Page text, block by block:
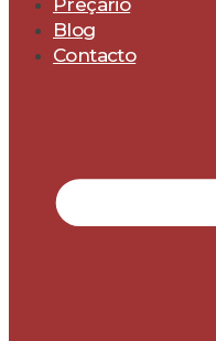
Preçário
Blog
Contacto